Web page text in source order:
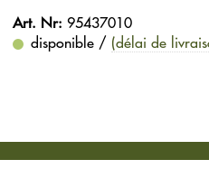
Art. Nr: 95437010
disponible / (délai de